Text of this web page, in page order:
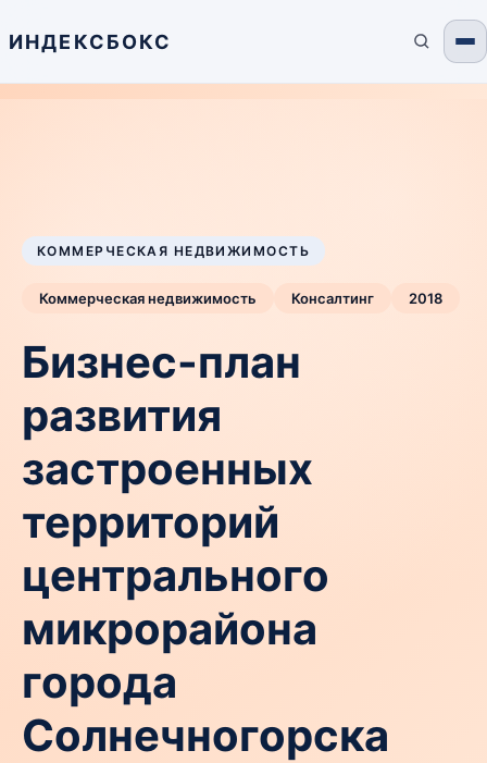
ИНДЕКСБОКС
КОММЕРЧЕСКАЯ НЕДВИЖИМОСТЬ
Коммерческая недвижимость Консалтинг 2018
Бизнес-план
развития
застроенных
территорий
центрального
микрорайона
города
Солнечногорска